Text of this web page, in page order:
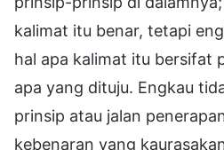
kalimat itu benar, tetapi
hal apa kalimat itu bersifat
apa yang dituju. Engkau
prinsip atau jalan
kebenaran yang